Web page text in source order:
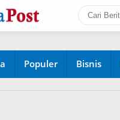
Populer Bisnis